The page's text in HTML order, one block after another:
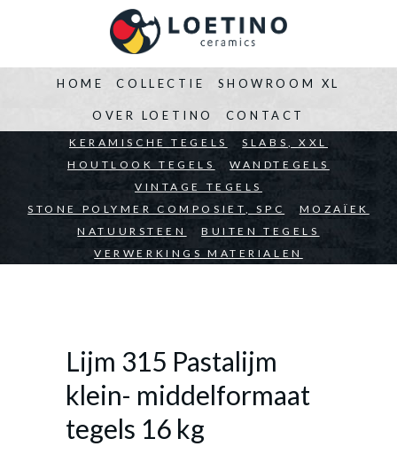
HOME
BEDRIJVEN ARCHITECTEN PARTICULIEREN
COLLECTIE
KERAMISCHE TEGELS
SLABS, XXL
HOUTLOOK TEGELS
WANDTEGELS
VINTAGE TEGELS
STONE POLYMER COMPOSIET, SPC
MOZAÏEK
NATUURSTEEN
BUITEN TEGELS
VERWERKINGS MATERIALEN
SHOWROOM XL
OVER LOETINO CONTACT
Lijm 315 Pastalijm
klein- middelformaat
tegels 16 kg